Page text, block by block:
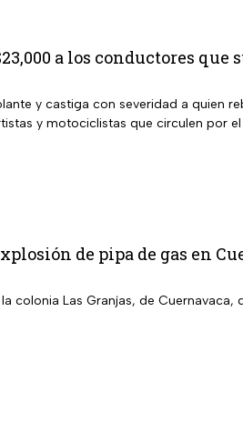
a los conductores que
y castiga con severidad a quien
y motociclistas que circulen por
de pipa de gas en
colonia Las Granjas, de Cuernavaca,